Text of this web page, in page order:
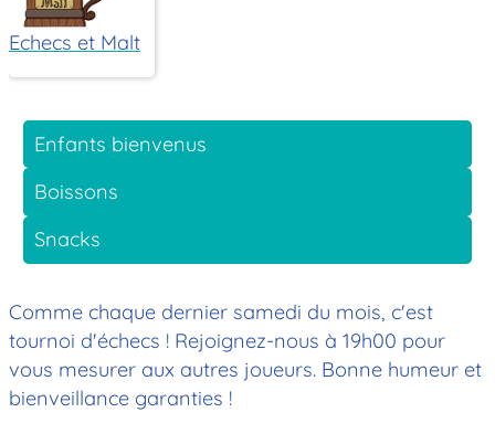
Echecs et Malt
Enfants bienvenus
Boissons
Snacks
Comme chaque dernier samedi du mois, c'est
tournoi d'échecs ! Rejoignez-nous à 19h00 pour
vous mesurer aux autres joueurs. Bonne humeur et
bienveillance garanties !